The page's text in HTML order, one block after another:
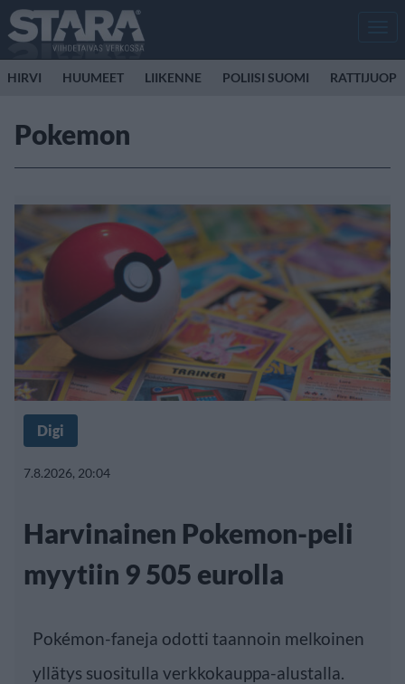
HIRVI HUUMEET LIIKENNE POLIISI SUOMI
Pokemon
Digi
7.8.2026, 20:04
Harvinainen Pokemon-peli
myytiin 9 505 eurolla
Pokémon-faneja odotti taannoin melkoinen
yllätys suositulla verkkokauppa-alustalla.